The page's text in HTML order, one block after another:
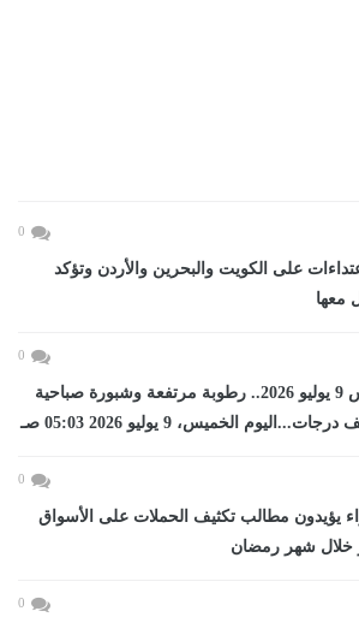
0
على الكويت والبحرين والأردن وتؤكد
معها
0
طقس الخميس 9 يوليو 2026.. رطوبة مرتفعة وشبورة صباحية
الخميس، 9 يوليو 2026 05:03 صـ
0
يؤيدون مطالب تكثيف الحملات على الأسواق
خلال شهر رمضان
0